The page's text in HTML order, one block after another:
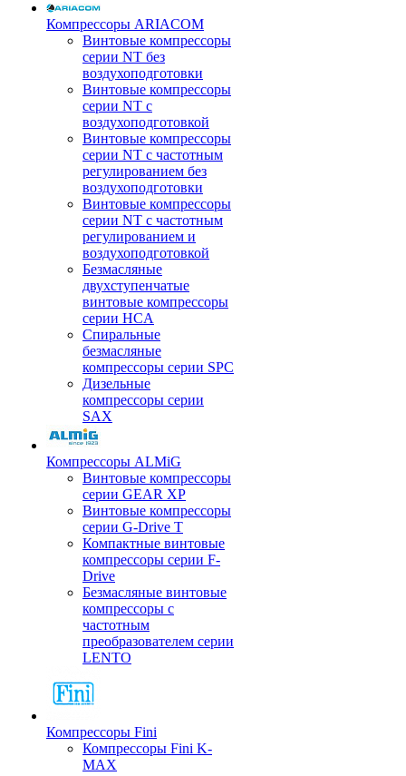
Компрессоры ARIACOM
Винтовые компрессоры
серии NT без
воздухоподготовки
Винтовые компрессоры
серии NT c
воздухоподготовкой
Винтовые компрессоры
серии NT с частотным
регулированием без
воздухоподготовки
Винтовые компрессоры
серии NT с частотным
регулированием и
воздухоподготовкой
Безмасляные
двухступенчатые
винтовые компрессоры
серии HCA
Спиральные
безмасляные
компрессоры серии SPC
Дизельные
компрессоры серии
SAX
Компрессоры ALMiG
Винтовые компрессоры
серии GEAR XP
Винтовые компрессоры
серии G-Drive T
Компактные винтовые
компрессоры серии F-
Drive
Безмасляные винтовые
компрессоры с
частотным
преобразователем серии
LENTO
Компрессоры Fini
Компрессоры Fini K-
MAX